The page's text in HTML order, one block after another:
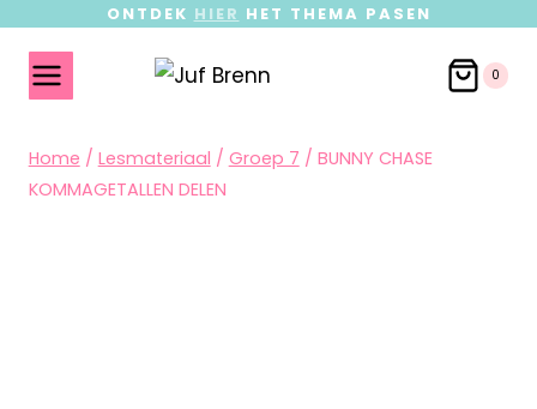
ONTDEK HIER HET THEMA PASEN
0
Home / Lesmateriaal / Groep 7 / BUNNY CHASE
KOMMAGETALLEN DELEN